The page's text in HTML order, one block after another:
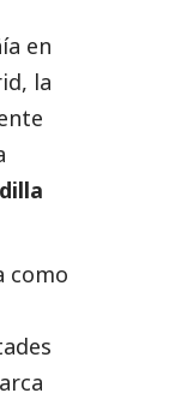
en
la
como